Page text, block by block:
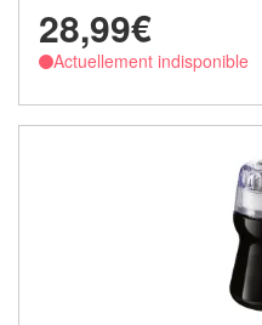
28,99€
Actuellement indisponible